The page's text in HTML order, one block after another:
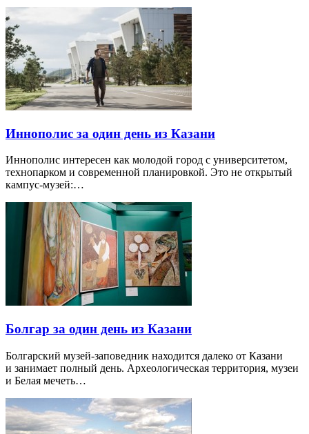
Иннополис за один день из Казани
Иннополис интересен как молодой город с университетом,
технопарком и современной планировкой. Это не открытый
кампус-музей:…
Болгар за один день из Казани
Болгарский музей-заповедник находится далеко от Казани
и занимает полный день. Археологическая территория, музеи
и Белая мечеть…